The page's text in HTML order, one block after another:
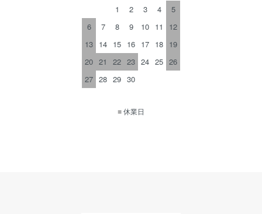
1
2 3 4
5
6
7 8 9 10 11
12
13 14 15 16 17 18 19
20 21 22 23 24 25 26
27 28 29 30
■休業日